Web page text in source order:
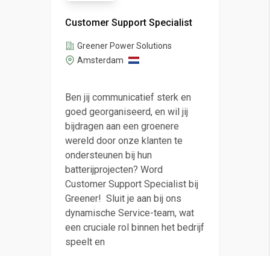
Customer Support Specialist
Greener Power Solutions
Amsterdam
Ben jij communicatief sterk en
goed georganiseerd, en wil jij
bijdragen aan een groenere
wereld door onze klanten te
ondersteunen bij hun
batterijprojecten? Word
Customer Support Specialist bij
Greener! Sluit je aan bij ons
dynamische Service-team, wat
een cruciale rol binnen het bedrijf
speelt en